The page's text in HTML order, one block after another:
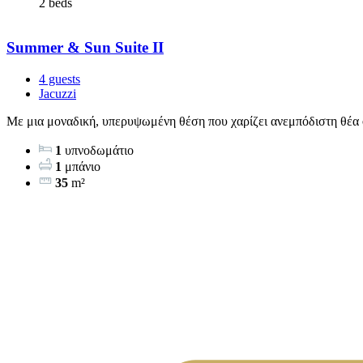
2 beds
Summer & Sun Suite II
4 guests
Jacuzzi
Με μια μοναδική, υπερυψωμένη θέση που χαρίζει ανεμπόδιστη θέα
1 υπνοδωμάτιο
1 μπάνιο
35 m²